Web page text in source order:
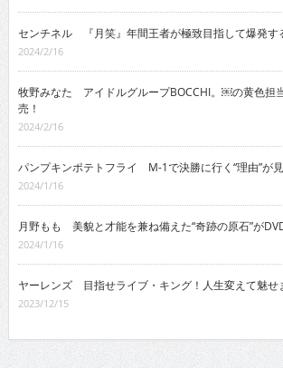
センチネル 『月笑』年間王者が極致目指して爆発す
2024/2/16
牧野みなた アイドルグループBOCCHI。￼の黄色担
売！
2024/2/16
パンプキンポテトフライ M-1で決勝に行く“理由”が
2024/1/16
月野もも 美貌と才能を兼ね備えた“奇跡の原石”が
2024/1/16
ヤーレンズ 目指せライブ・キング！人生変えて魅せ
2023/12/15